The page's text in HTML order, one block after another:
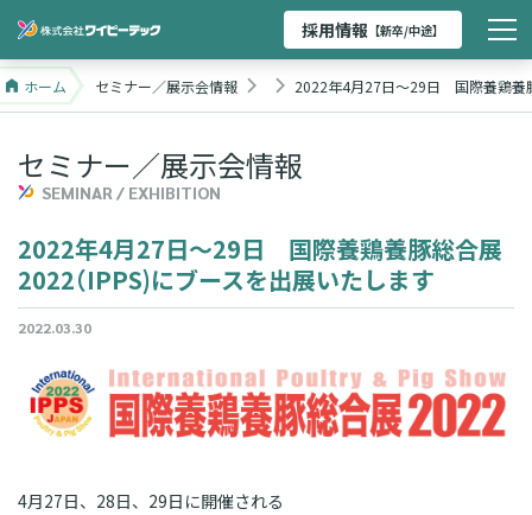
採用情報 【新卒/中途】
ホーム セミナー／展示会情報 2022年4月27日～29日 国際養鶏養
セミナー／展示会情報
SEMINAR / EXHIBITION
2022年4月27日～29日 国際養鶏養豚総合展
2022（IPPS)にブースを出展いたします
2022.03.30
4月27日、28日、29日に開催される